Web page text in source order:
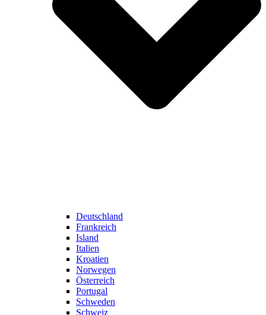
Deutschland
Frankreich
Island
Italien
Kroatien
Norwegen
Österreich
Portugal
Schweden
Schweiz